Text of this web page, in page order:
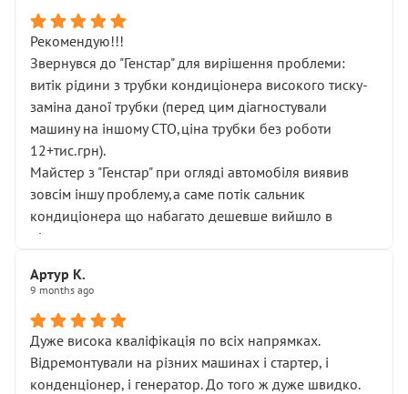
Рекомендую!!!
Звернувся до "Генстар" для вирішення проблеми:
витік рідини з трубки кондиціонера високого тиску-
заміна даної трубки (перед цим діагностували
машину на іншому СТО,ціна трубки без роботи
12+тис.грн).
Майстер з "Генстар" при огляді автомобіля виявив
зовсім іншу проблему,а саме потік сальник
кондиціонера що набагато дешевше вийшло в
підсумку.
Артур К.
9 months ago
Дуже висока кваліфікація по всіх напрямках.
Відремонтували на різних машинах і стартер, і
конденціонер, і генератор. До того ж дуже швидко.